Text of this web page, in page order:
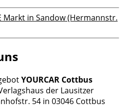
Markt in Sandow (Hermannstr.
YOURCAR Cottbus
der Lausitzer
54 in 03046 Cottbus